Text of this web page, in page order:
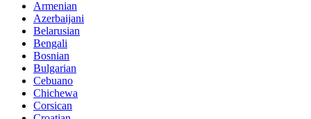
Armenian
Azerbaijani
Belarusian
Bengali
Bosnian
Bulgarian
Cebuano
Chichewa
Corsican